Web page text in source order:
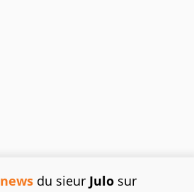
news du sieur Julo sur